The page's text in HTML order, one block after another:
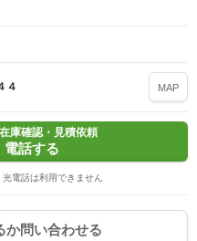
４ MAP
庫確認・見積依頼
電話する
電話は利用できません
か問い合わせる